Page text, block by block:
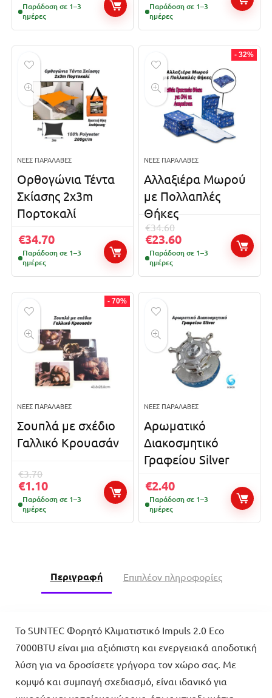
Παράδοση σε 1–3
ημέρες
Παράδοση σε 1–3
ημέρες
ΝΈΕΣ ΠΑΡΑΛΑΒΈΣ
Ορθογώνια Τέντα
Σκίασης 2x3m
Πορτοκαλί
€34.70
Παράδοση σε 1–3
ημέρες
- 32%
ΝΈΕΣ ΠΑΡΑΛΑΒΈΣ
Αλλαξιέρα Μωρού
με Πολλαπλές
Θήκες
€34.60
€23.60
Παράδοση σε 1–3
ημέρες
- 70%
ΝΈΕΣ ΠΑΡΑΛΑΒΈΣ
Σουπλά με σχέδιο
Γαλλικό Κρουασάν
€3.70
€1.10
Παράδοση σε 1–3
ημέρες
ΝΈΕΣ ΠΑΡΑΛΑΒΈΣ
Αρωματικό
Διακοσμητικό
Γραφείου Silver
€2.40
Παράδοση σε 1–3
ημέρες
Περιγραφή Επιπλέον πληροφορίες
Το SUNTEC Φορητό Κλιματιστικό Impuls 2.0 Eco
7000BTU είναι μια αξιόπιστη και ενεργειακά αποδοτική
λύση για να δροσίσετε γρήγορα τον χώρο σας. Με
κομψό και συμπαγή σχεδιασμό, είναι ιδανικό για